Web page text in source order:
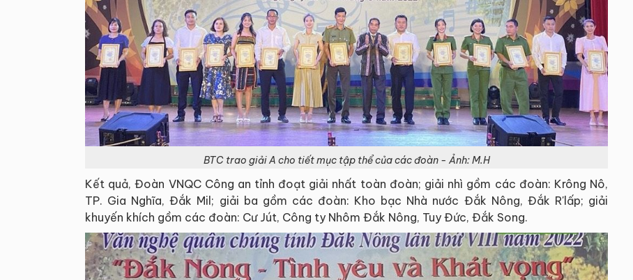
BTC trao giải A cho tiết mục tập thể của các đoàn - Ảnh: M.H
Kết quả, Đoàn VNQC Công an tỉnh đoạt giải nhất toàn đoàn; giải nhì gồm các đoàn: Krông Nô,
TP. Gia Nghĩa, Đắk Mil; giải ba gồm các đoàn: Kho bạc Nhà nước Đắk Nông, Đắk R'lấp; giải
khuyến khích gồm các đoàn: Cư Jút, Công ty Nhôm Đắk Nông, Tuy Đức, Đắk Song.